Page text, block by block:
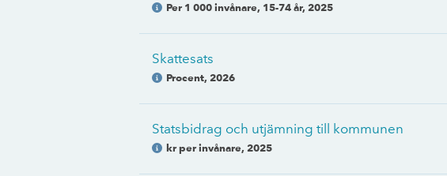
Per 1 000 invånare, 15-74 år, 2025
Skattesats
Procent, 2026
Statsbidrag och utjämning till kommunen
kr per invånare, 2025